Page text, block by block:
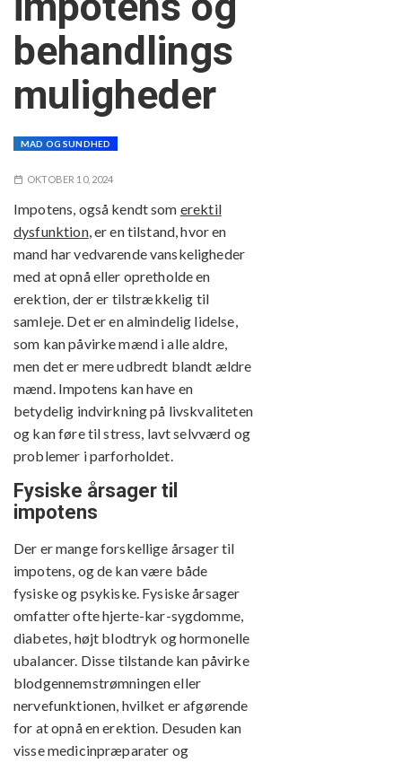
behandlings
muligheder
MAD OG SUNDHED
OKTOBER 10, 2024
Impotens, også kendt som erektil
dysfunktion, er en tilstand, hvor en
mand har vedvarende vanskeligheder
med at opnå eller opretholde en
erektion, der er tilstrækkelig til
samleje. Det er en almindelig lidelse,
som kan påvirke mænd i alle aldre,
men det er mere udbredt blandt ældre
mænd. Impotens kan have en
betydelig indvirkning på livskvaliteten
og kan føre til stress, lavt selvværd og
problemer i parforholdet.
Fysiske årsager til
impotens
Der er mange forskellige årsager til
impotens, og de kan være både
fysiske og psykiske. Fysiske årsager
omfatter ofte hjerte-kar-sygdomme,
diabetes, højt blodtryk og hormonelle
ubalancer. Disse tilstande kan påvirke
blodgennemstrømningen eller
nervefunktionen, hvilket er afgørende
for at opnå en erektion. Desuden kan
visse medicinpræparater og